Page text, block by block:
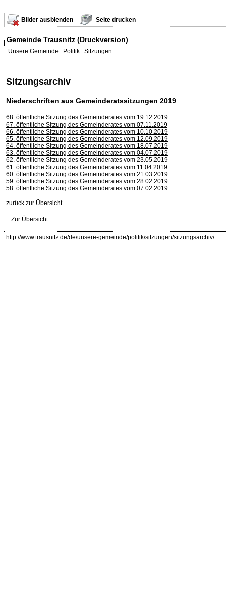
Bilder ausblenden Seite drucken
Gemeinde Trausnitz (Druckversion)
Unsere Gemeinde Politik Sitzungen
Sitzungsarchiv
Niederschriften aus Gemeinderatssitzungen 2019
68. öffentliche Sitzung des Gemeinderates vom 19.12.2019
67. öffentliche Sitzung des Gemeinderates vom 07.11.2019
66. öffentliche Sitzung des Gemeinderates vom 10.10.2019
65. öffentliche Sitzung des Gemeinderates vom 12.09.2019
64. öffentliche Sitzung des Gemeinderates vom 18.07.2019
63. öffentliche Sitzung des Gemeinderates vom 04.07.2019
62. öffentliche Sitzung des Gemeinderates vom 23.05.2019
61. öffentliche Sitzung des Gemeinderates vom 11.04.2019
60. öffentliche Sitzung des Gemeinderates vom 21.03.2019
59. öffentliche Sitzung des Gemeinderates vom 28.02.2019
58. öffentliche Sitzung des Gemeinderates vom 07.02.2019
zurück zur Übersicht
Zur Übersicht
http://www.trausnitz.de/de/unsere-gemeinde/politik/sitzungen/sitzungsarchiv/